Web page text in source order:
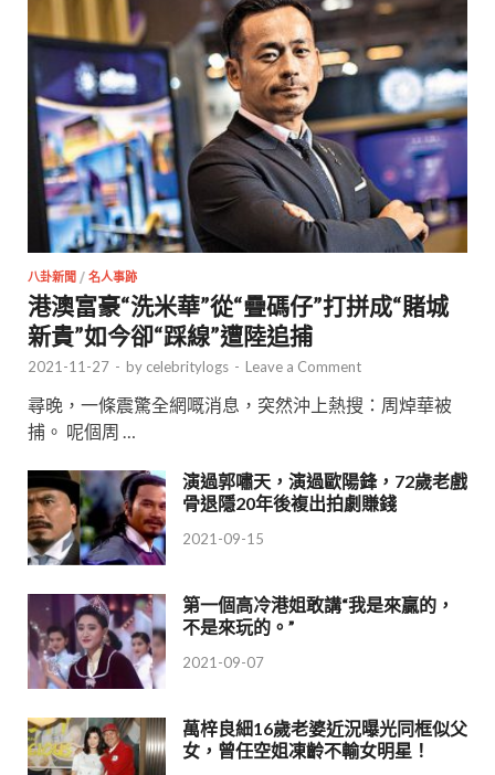
八卦新聞 / 名人事跡
港澳富豪“洗米華”從“疊碼仔”打拼成“賭城
新貴”如今卻“踩線”遭陸追捕
2021-11-27 - by celebritylogs - Leave a Comment
尋晚，一條震驚全網嘅消息，突然沖上熱搜：周焯華被
捕。 呢個周 …
演過郭嘯天，演過歐陽鋒，72歲老戲
骨退隱20年後複出拍劇賺錢
2021-09-15
第一個高冷港姐敢講“我是來贏的，
不是來玩的。”
2021-09-07
萬梓良細16歲老婆近況曝光同框似父
女，曾任空姐凍齡不輸女明星！